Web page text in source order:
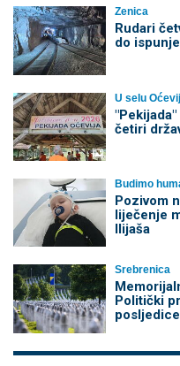
Zenica
Rudari
do
U selu
četiri
Budimo
Pozivom
liječenje
Ilijaša
Srebrenica
Politički
posljedice